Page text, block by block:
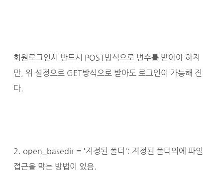
회원로그인시 반드시 POST방식으로 변수를 받아야 하지
만, 위 설정으로 GET방식으로 받아도 로그인이 가능해 진
다.
2. open_basedir = '지정된 폴더'; 지정된 폴더외에 파일
접근을 막는 방법이 있음.